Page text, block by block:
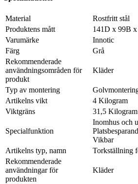
Material
Rostfritt stål
Produktens mått
141D x 99B
Varumärke
Innotic
Färg
Grå
Rekommenderade
användningsområden för
produkt
Kläder
Typ av montering
Artikelns vikt
4 Kilogram
Viktgräns
31,5 Kilogram
Specialfunktion
Inomhus och
Vikbar
Artikelns typ, namn
Torkställning
Rekommenderade
användningar för
produkten
Kläder